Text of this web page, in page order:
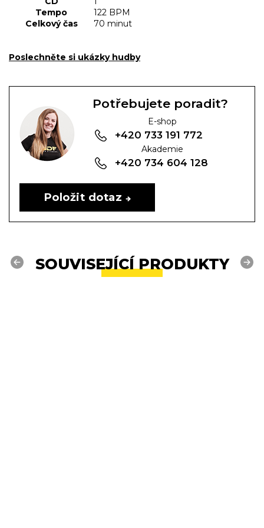
Tempo
122 BPM
Celkový čas
70 minut
Poslechněte si ukázky hudby
Potřebujete poradit?
E-shop
+420 733 191 772
Akademie
+420 734 604 128
Položit dotaz
SOUVISEJÍCÍ PRODUKTY
Previous Next